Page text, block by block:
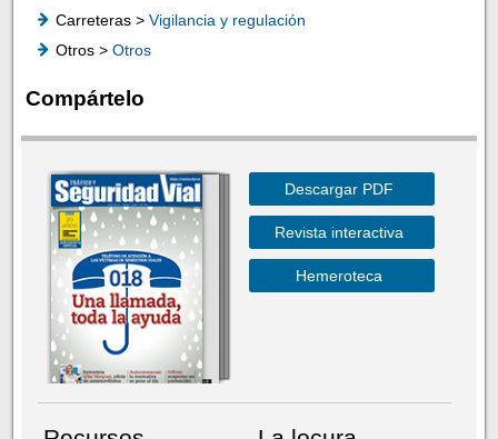
Carreteras > Vigilancia y regulación
Otros > Otros
Compártelo
Descargar PDF
Revista interactiva
Hemeroteca